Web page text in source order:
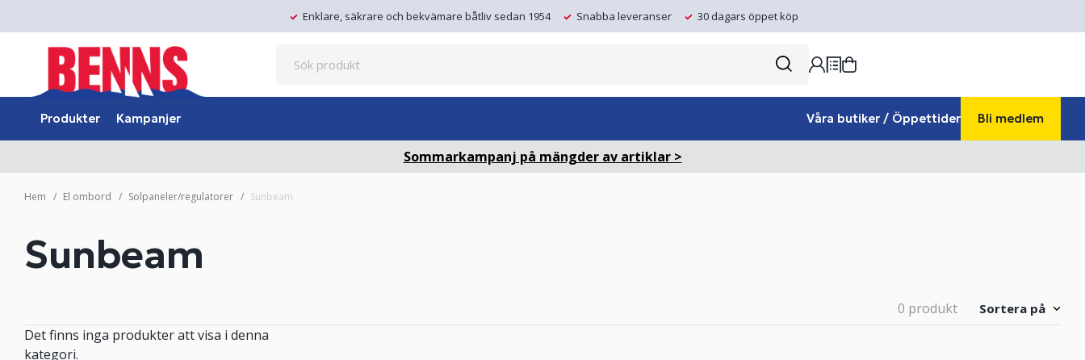
Enklare, säkrare och bekvämare båtliv sedan 1954 Snabba leveranser 30 dagars öppet köp
Produkter Kampanjer Våra butiker / Öppettider Bli medlem
Sommarkampanj på mängder av artiklar >
Hem El ombord Solpaneler/regulatorer Sunbeam
Sunbeam
0 produkt Sortera på
Det finns inga produkter att visa i denna
kategori.